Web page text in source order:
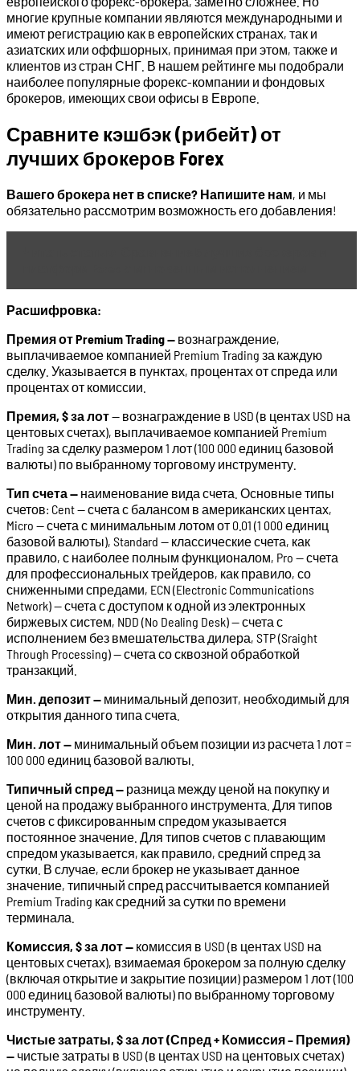
многие крупные компании являются международными и
имеют регистрацию как в европейских странах, так и
азиатских или оффшорных, принимая при этом, также и
клиентов из стран СНГ. В нашем рейтинге мы подобрали
наиболее популярные форекс-компании и фондовых
брокеров, имеющих свои офисы в Европе.
Сравните кэшбэк (рибейт) от
лучших брокеров Forex
Вашего брокера нет в списке? Напишите нам, и мы
обязательно рассмотрим возможность его добавления!
Расшифровка:
Премия от Premium Trading — вознаграждение,
выплачиваемое компанией Premium Trading за каждую
сделку. Указывается в пунктах, процентах от спреда или
процентах от комиссии.
Премия, $ за лот— вознаграждение в USD (в центах USD на
центовых счетах), выплачиваемое компанией Premium
Trading за сделку размером 1 лот (100 000 единиц базовой
валюты) по выбранному торговому инструменту.
Тип счета — наименование вида счета. Основные типы
счетов: Cent — счета с балансом в американских центах,
Micro — счета с минимальным лотом от 0.01 (1 000 единиц
базовой валюты), Standard — классические счета, как
правило, с наиболее полным функционалом, Pro — счета
для профессиональных трейдеров, как правило, со
сниженными спредами, ECN (Electronic Communications
Network) — счета с доступом к одной из электронных
биржевых систем, NDD (No Dealing Desk) — счета с
исполнением без вмешательства дилера, STP (Sraight
Through Processing) — счета со сквозной обработкой
транзакций.
Мин. депозит — минимальный депозит, необходимый для
открытия данного типа счета.
Мин. лот — минимальный объем позиции из расчета 1 лот =
100 000 единиц базовой валюты.
Типичный спред — разница между ценой на покупку и
ценой на продажу выбранного инструмента. Для типов
счетов с фиксированным спредом указывается
постоянное значение. Для типов счетов с плавающим
спредом указывается, как правило, средний спред за
сутки. В случае, если брокер не указывает данное
значение, типичный спред рассчитывается компанией
Premium Trading как средний за сутки по времени
терминала.
Комиссия, $ за лот — комиссия в USD (в центах USD на
центовых счетах), взимаемая брокером за полную сделку
(включая открытие и закрытие позиции) размером 1 лот (100
000 единиц базовой валюты) по выбранному торговому
инструменту.
Чистые затраты, $ за лот(Спред + Комиссия – Премия)
— чистые затраты в USD (в центах USD на центовых счетах)